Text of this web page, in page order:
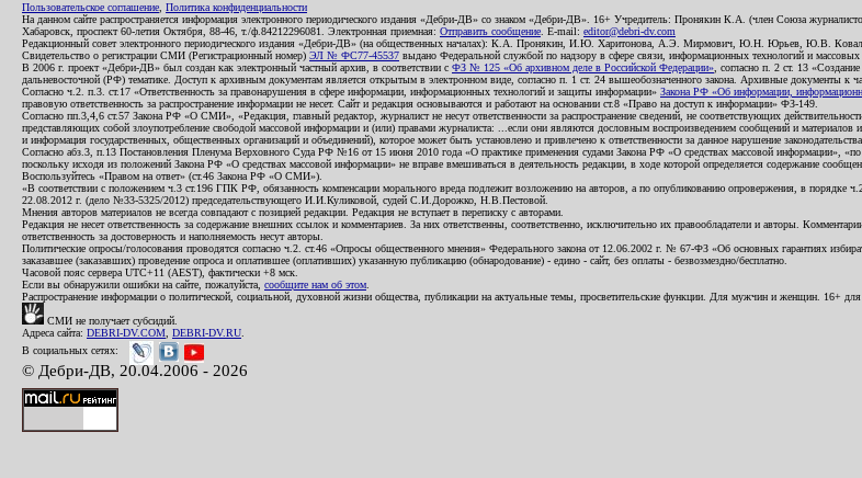
Пользовательское соглашение Политика конфиденциальности
На данном сайте распространяется информация электронного периодического издания «Дебри-ДВ» со знаком «Дебри-ДВ». 16+ Учредитель: Пронякин К.А. (член Союза
Хабаровск, проспект 60-летия Октября, 88-46, т./ф.84212296081. Электронная приемная: Отправить сообщение . E-mail: editor@debri-dv.com
Редакционный совет электронного периодического издания «Дебри-ДВ» (на общественных началах): К.А. Пронякин, И.Ю. Харитонова, А.Э. Мирмович, Ю.Н. Юрьев,
Свидетельство о регистрации СМИ (Регистрационный номер) ЭЛ № ФС77-45537 выдано Федеральной службой по надзору в сфере связи, информационных технологий и
В 2006 г. проект «Дебри-ДВ» был создан как электронный частный архив, в соответствии с ФЗ № 125 «Об архивном деле в Российской Федерации» , согласно п. 2 ст. 13
дальневосточной (РФ) тематике. Доступ к архивным документам является открытым в электронном виде, согласно п. 1 ст. 24 вышеобозначенного закона. Архивные документы к
Согласно ч.2. п.3. ст.17 «Ответственность за правонарушения в сфере информации, информационных технологий и защиты информации» Закона РФ «Об информации,
правовую ответственность за распространение информации не несет. Сайт и редакция основываются и работают на основании ст.8 «Право на доступ к информации» ФЗ-149.
Согласно пп.3,4,6 ст.57 Закона РФ «О СМИ», «Редакция, главный редактор, журналист не несут ответственности за распространение сведений, не соответствующих
представляющих собой злоупотребление свободой массовой информации и (или) правами журналиста: ...если они являются дословным воспроизведением сообщений и
и информация государственных, общественных организаций и объединений), которое может быть установлено и привлечено к ответственности за данное нарушение
Согласно абз.3, п.13 Постановления Пленума Верховного Суда РФ №16 от 15 июня 2010 года «О практике применения судами Закона РФ «О средствах массовой информации»,
поскольку исходя из положений Закона РФ «О средствах массовой информации» не вправе вмешиваться в деятельность редакции, в ходе которой определяется содержание
Воспользуйтесь «Правом на ответ» (ст.46 Закона РФ «О СМИ»).
«В соответствии с положением ч.3 ст.196 ГПК РФ, обязанность компенсации морального вреда подлежит возложению на авторов, а по опубликованию опровержения, в порядке
22.08.2012 г. (дело №33-5325/2012) председательствующего И.И.Куликовой, судей С.И.Дорожко, Н.В.Пестовой.
Мнения авторов материалов не всегда совпадают с позицией редакции. Редакция не вступает в переписку с авторами.
Редакция не несет ответственность за содержание внешних ссылок и комментариев. За них ответственны, соответственно, исключительно их правообладатели и авторы.
ответственность за достоверность и наполняемость несут авторы.
Политические опросы/голосования проводятся согласно ч.2. ст.46 «Опросы общественного мнения» Федерального закона от 12.06.2002 г. № 67-ФЗ «Об основных гарантиях
заказавшее (заказавших) проведение опроса и оплатившее (оплативших) указанную публикацию (обнародование) - едино - сайт, без оплаты - безвозмездно/бесплатно.
Часовой пояс сервера UTC+11 (AEST), фактически +8 мск.
Если вы обнаружили ошибки на сайте, пожалуйста, сообщите нам об этом
Распространение информации о политической, социальной, духовной жизни общества, публикации на актуальные темы, просветительские функции. Для мужчин и женщин. 16+ для
СМИ не получает субсидий.
Адреса сайта: DEBRI-DV.COM DEBRI-DV.RU
В социальных сетях:
© Дебри-ДВ, 20.04.2006 - 2026